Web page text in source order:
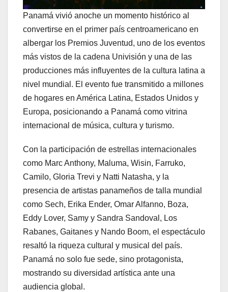
Panamá vivió anoche un momento histórico al
convertirse en el primer país centroamericano en
albergar los Premios Juventud, uno de los eventos
más vistos de la cadena Univisión y una de las
producciones más influyentes de la cultura latina a
nivel mundial. El evento fue transmitido a millones
de hogares en América Latina, Estados Unidos y
Europa, posicionando a Panamá como vitrina
internacional de música, cultura y turismo.
Con la participación de estrellas internacionales
como Marc Anthony, Maluma, Wisin, Farruko,
Camilo, Gloria Trevi y Natti Natasha, y la
presencia de artistas panameños de talla mundial
como Sech, Erika Ender, Omar Alfanno, Boza,
Eddy Lover, Samy y Sandra Sandoval, Los
Rabanes, Gaitanes y Nando Boom, el espectáculo
resaltó la riqueza cultural y musical del país.
Panamá no solo fue sede, sino protagonista,
mostrando su diversidad artística ante una
audiencia global.